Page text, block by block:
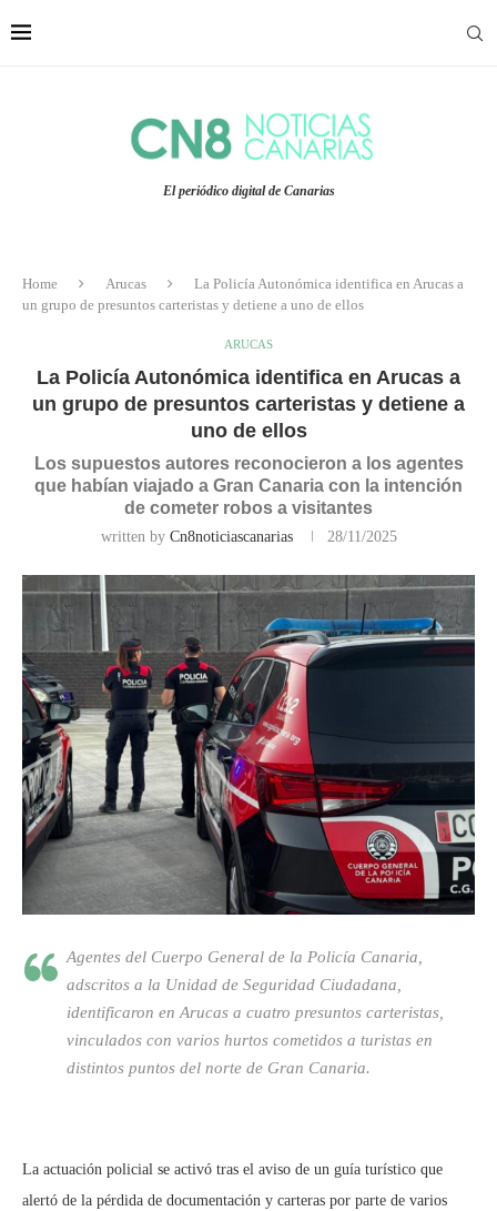
El periódico digital de Canarias
Home Arucas
La Policía Autonómica identifica en Arucas a
un grupo de presuntos carteristas y detiene a uno de ellos
ARUCAS
La Policía Autonómica identifica en Arucas a
un grupo de presuntos carteristas y detiene a
uno de ellos
Los supuestos autores reconocieron a los agentes
que habían viajado a Gran Canaria con la intención
de cometer robos a visitantes
written by Cn8noticiascanarias 28/11/2025
Agentes del Cuerpo General de la Policía Canaria,
adscritos a la Unidad de Seguridad Ciudadana,
identificaron en Arucas a cuatro presuntos carteristas,
vinculados con varios hurtos cometidos a turistas en
distintos puntos del norte de Gran Canaria.
La actuación policial se activó tras el aviso de un guía turístico que
alertó de la pérdida de documentación y carteras por parte de varios